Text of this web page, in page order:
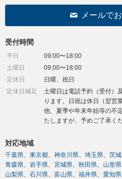
メールで
受付時間
平日
09:00〜18:00
土曜日
09:00〜18:00
定休日
日曜、祝日
定休日補足
土曜日は電話予約（受付）
ります。日祝は休日（翌営
他、夏季や年末年始等の不
たしますが、予めご了承くだ
対応地域
千葉県 東京都 神奈川県 埼玉県 茨
青森県
岩手県 宮城県 秋田県 山形県
山梨県
石川県 富山県 福井県 愛知県